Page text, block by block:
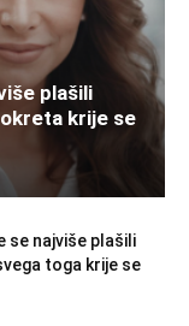
plašili
krije se
se najviše plašili
toga krije se